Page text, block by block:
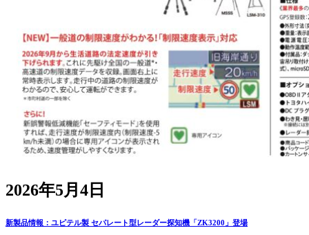
2026年5月4日
新製品情報：ユピテル製 セパレート型レーダー探知機「ZK3200」登場